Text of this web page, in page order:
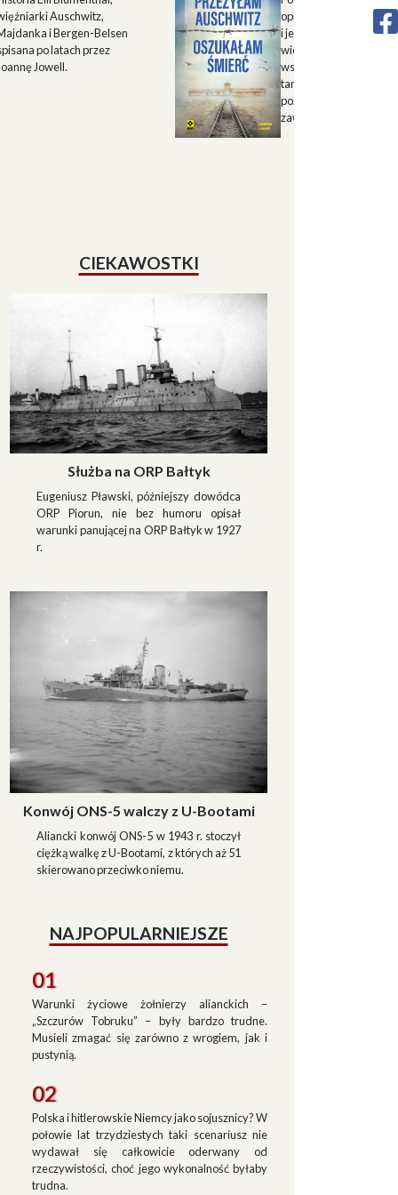
Auschwitz,
i Bergen-Belsen
po latach przez
Jowell.
opisu historii Górnego
i jego mieszkańców w
wieku oraz zapisu
wspomnień
tamtych terenów, które
pozwalają lepiej
zawiłe koleje losu
CIEKAWOSTKI
Służba na ORP Bałtyk
Eugeniusz Pławski, późniejszy dowódca
ORP Piorun, nie bez humoru opisał
warunki panującej na ORP Bałtyk w 1927
r.
Konwój ONS-5 walczy z U-Bootami
Aliancki konwój ONS-5 w 1943 r. stoczył
ciężką walkę z U-Bootami, z których aż 51
skierowano przeciwko niemu.
NAJPOPULARNIEJSZE
01
Warunki życiowe żołnierzy alianckich –
„Szczurów Tobruku” – były bardzo trudne.
Musieli zmagać się zarówno z wrogiem, jak i
pustynią.
02
Polska i hitlerowskie Niemcy jako sojusznicy? W
połowie lat trzydziestych taki scenariusz nie
wydawał się całkowicie oderwany od
rzeczywistości, choć jego wykonalność byłaby
trudna.